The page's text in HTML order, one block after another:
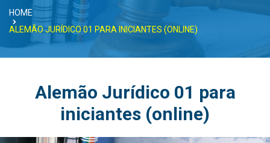
HOME
ALEMÃO JURÍDICO 01 PARA INICIANTES (ONLINE)
Alemão Jurídico 01 para
iniciantes (online)